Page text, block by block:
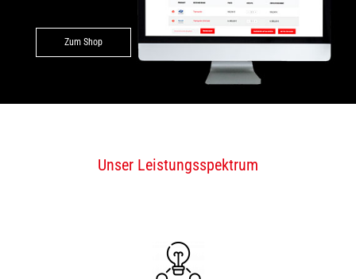
Zum Shop
Unser Leistungsspektrum